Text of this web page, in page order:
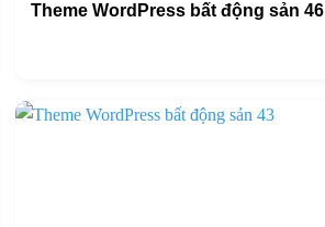
Theme WordPress bất động sản 46